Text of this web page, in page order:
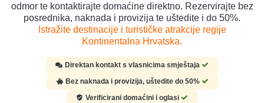
odmor te kontaktirajte domaćine direktno. Rezervirajte bez
posrednika, naknada i provizija te uštedite i do 50%.
Istražite destinacije i turističke atrakcije regije
Kontinentalna Hrvatska.
Direktan kontakt s vlasnicima smještaja
Bez naknada i provizija, uštedite do 50%
Verificirani domaćini i oglasi